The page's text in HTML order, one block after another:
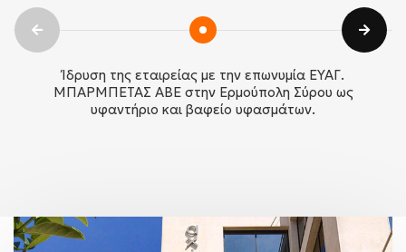
Ίδρυση της εταιρείας με την επωνυμία ΕΥΑΓ.
ΜΠΑΡΜΠΕΤΑΣ ΑΒΕ στην Ερμούπολη Σύρου ως
υφαντήριο και βαφείο υφασμάτων.